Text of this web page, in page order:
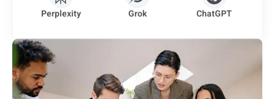
ChatGPT
Grok
Perplexity